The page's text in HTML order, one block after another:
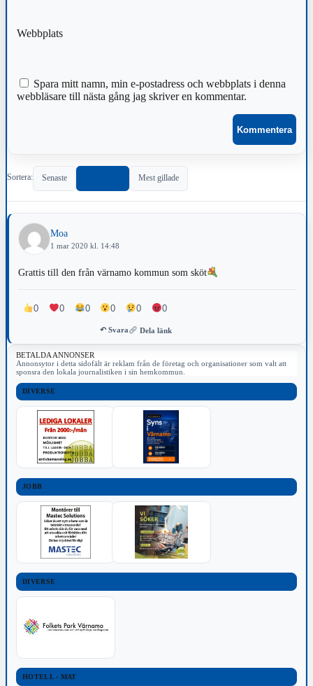
Webbplats
Spara mitt namn, min e-postadress och webbplats i denna
webbläsare till nästa gång jag skriver en kommentar.
Sortera: Senaste Mest gillade
Moa
1 mar 2020 kl. 14:48
Grattis till den från värnamo kommun som sköt
0 0 0 0 0 0
↶ Svara Dela länk
BETALDA ANNONSER
Annonsytor i detta sidofält är reklam från de företag och organisationer som valt att
sponsra den lokala journalistiken i sin hemkommun.
DIVERSE
JOBB
DIVERSE
HOTELL - MAT